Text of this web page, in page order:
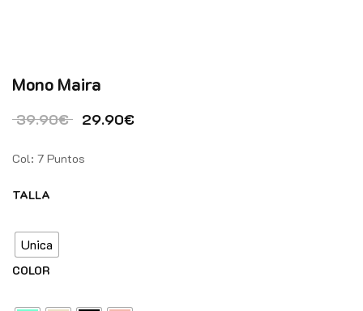
Mono Maira
39.90€ El precio original era: 39.90€.
29.90€El precio actual es: 29.90€.
Col: 7 Puntos
TALLA
Unica
COLOR